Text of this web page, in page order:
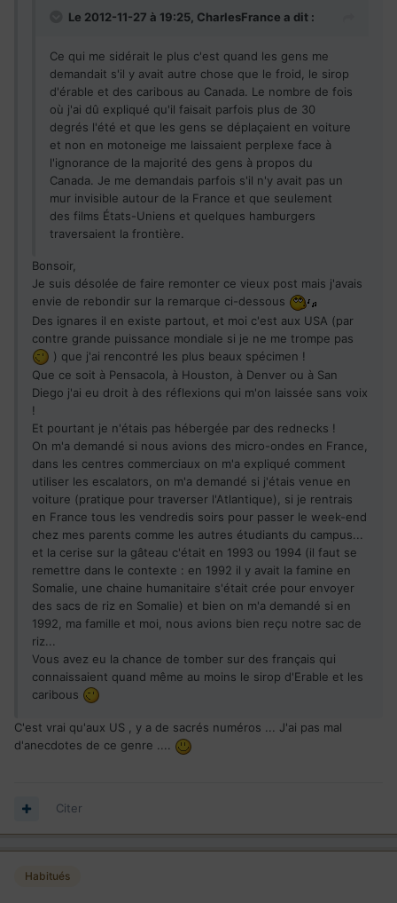
Le 2012-11-27 à 19:25, CharlesFrance a dit :
Ce qui me sidérait le plus c'est quand les gens me
demandait s'il y avait autre chose que le froid, le sirop
d'érable et des caribous au Canada. Le nombre de fois
où j'ai dû expliqué qu'il faisait parfois plus de 30
degrés l'été et que les gens se déplaçaient en voiture
et non en motoneige me laissaient perplexe face à
l'ignorance de la majorité des gens à propos du
Canada. Je me demandais parfois s'il n'y avait pas un
mur invisible autour de la France et que seulement
des films États-Uniens et quelques hamburgers
traversaient la frontière.
Bonsoir,
Je suis désolée de faire remonter ce vieux post mais j'avais
envie de rebondir sur la remarque ci-dessous
Des ignares il en existe partout, et moi c'est aux USA (par
contre grande puissance mondiale si je ne me trompe pas
) que j'ai rencontré les plus beaux spécimen !
Que ce soit à Pensacola, à Houston, à Denver ou à San
Diego j'ai eu droit à des réflexions qui m'on laissée sans voix
!
Et pourtant je n'étais pas hébergée par des rednecks !
On m'a demandé si nous avions des micro-ondes en France,
dans les centres commerciaux on m'a expliqué comment
utiliser les escalators, on m'a demandé si j'étais venue en
voiture (pratique pour traverser l'Atlantique), si je rentrais
en France tous les vendredis soirs pour passer le week-end
chez mes parents comme les autres étudiants du campus...
et la cerise sur la gâteau c'était en 1993 ou 1994 (il faut se
remettre dans le contexte : en 1992 il y avait la famine en
Somalie, une chaine humanitaire s'était crée pour envoyer
des sacs de riz en Somalie) et bien on m'a demandé si en
1992, ma famille et moi, nous avions bien reçu notre sac de
riz...
Vous avez eu la chance de tomber sur des français qui
connaissaient quand même au moins le sirop d'Erable et les
caribous
C'est vrai qu'aux US , y a de sacrés numéros ... J'ai pas mal
d'anecdotes de ce genre ....
Citer
Habitués